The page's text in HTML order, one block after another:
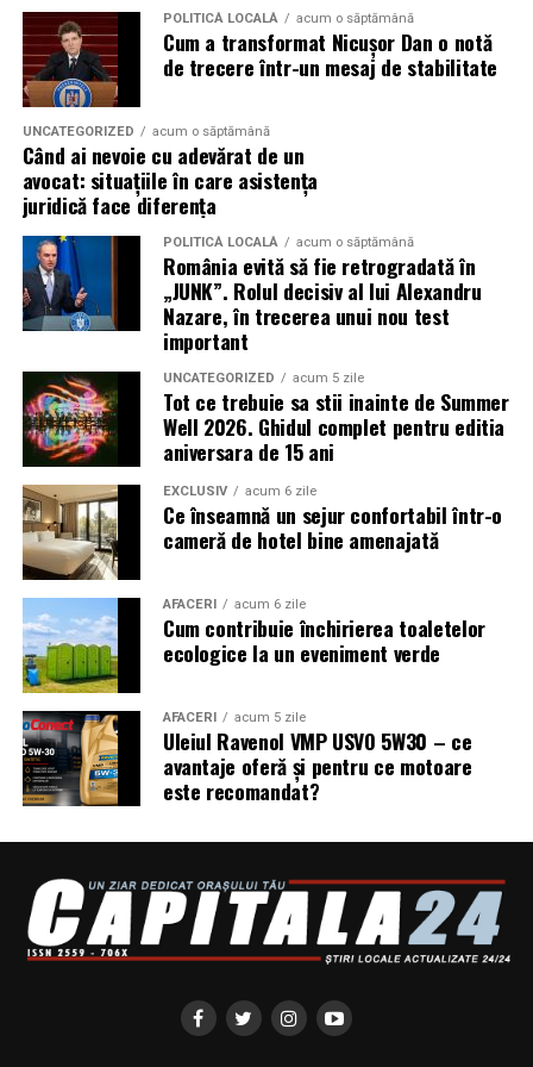
deveni unul dintre cele mai importante avantaje
strategice ale organizațiilor românești.
E-mail:florina@alianta.org
POLITICĂ LOCALĂ acum o săptămână
Cum a transformat Nicușor Dan o notă
de trecere într-un mesaj de stabilitate
UNCATEGORIZED acum o săptămână
Când ai nevoie cu adevărat de un
avocat: situațiile în care asistența
juridică face diferența
POLITICĂ LOCALĂ acum o săptămână
România evită să fie retrogradată în
„JUNK”. Rolul decisiv al lui Alexandru
Nazare, în trecerea unui nou test
important
UNCATEGORIZED acum 5 zile
Tot ce trebuie sa stii inainte de Summer
Well 2026. Ghidul complet pentru editia
aniversara de 15 ani
EXCLUSIV acum 6 zile
Ce înseamnă un sejur confortabil într-o
cameră de hotel bine amenajată
AFACERI acum 6 zile
Cum contribuie închirierea toaletelor
ecologice la un eveniment verde
AFACERI acum 5 zile
Uleiul Ravenol VMP USVO 5W30 – ce
avantaje oferă și pentru ce motoare
este recomandat?